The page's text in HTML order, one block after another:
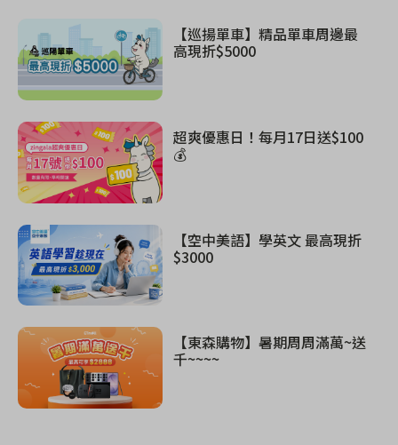
【巡揚單車】精品單車周邊最
高現折$5000
超爽優惠日！每月17日送$100
💰
【空中美語】學英文 最高現折
$3000
【東森購物】暑期周周滿萬~送
千~~~~